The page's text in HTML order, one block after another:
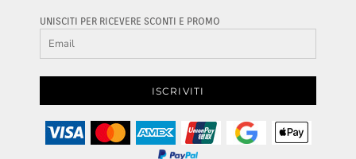
UNISCITI PER RICEVERE SCONTI E PROMO
ISCRIVITI